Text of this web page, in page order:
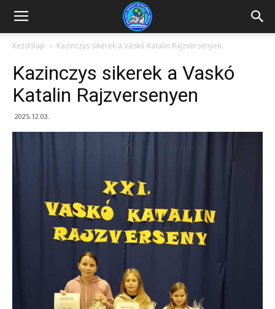
Kazincbarcikai
Pollack
Mihály
Kezdőlap Kazinczys sikerek a Vaskó Katalin Rajzversenyen
Kazinczys sikerek a Vaskó
Katalin Rajzversenyen
2025.12.03.